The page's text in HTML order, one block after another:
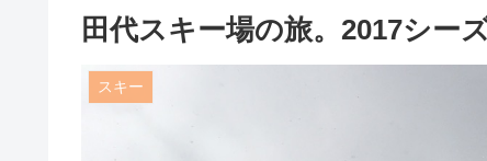
田代スキー場の旅。2017シー
スキー